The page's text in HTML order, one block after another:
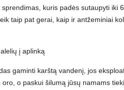
kuris padės sutaupyti iki
taip pat gerai, kaip ir antžeminiai
į aplinką
gaminti karštą vandenį, jos
o paskui šilumą jūsų namams